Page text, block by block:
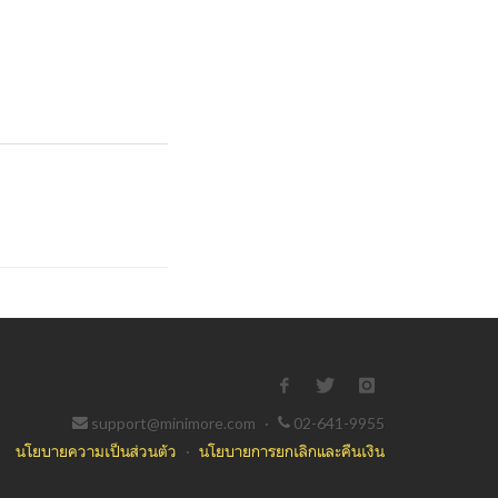
support@minimore.com ·
02-641-9955
นโยบายความเป็นส่วนตัว · นโยบายการยกเลิกและคืนเงิน